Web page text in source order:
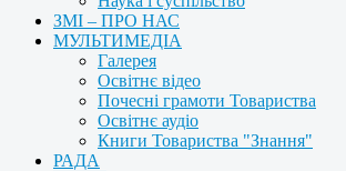
ЗМІ – ПРО НАС
МУЛЬТИМЕДІА
Галерея
Освітнє відео
Почесні грамоти Товариства
Освітнє аудіо
Книги Товариства "Знання"
РАДА